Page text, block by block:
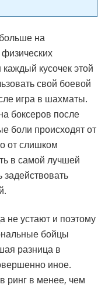
на
кусочек этой
свой боевой
игра в шахматы.
боксеров после
боли происходят от
от слишком
в самой лучшей
не устают и поэтому
бойцы
разница в
иное.
ринг в менее, чем